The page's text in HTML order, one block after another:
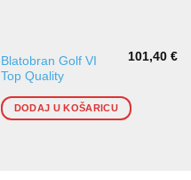
Blatobran Golf VI
Top Quality
101,40€
DODAJ U KOŠARICU